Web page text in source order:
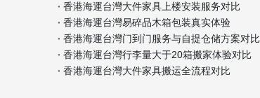
香港海運台灣大件家具上楼安装服务对比
香港海運台灣易碎品木箱包装真实体验
香港海運台灣门到门服务与自提仓储方案对比
香港海運台灣行李量大于20箱搬家体验对比
香港海運台灣大件家具搬运全流程对比